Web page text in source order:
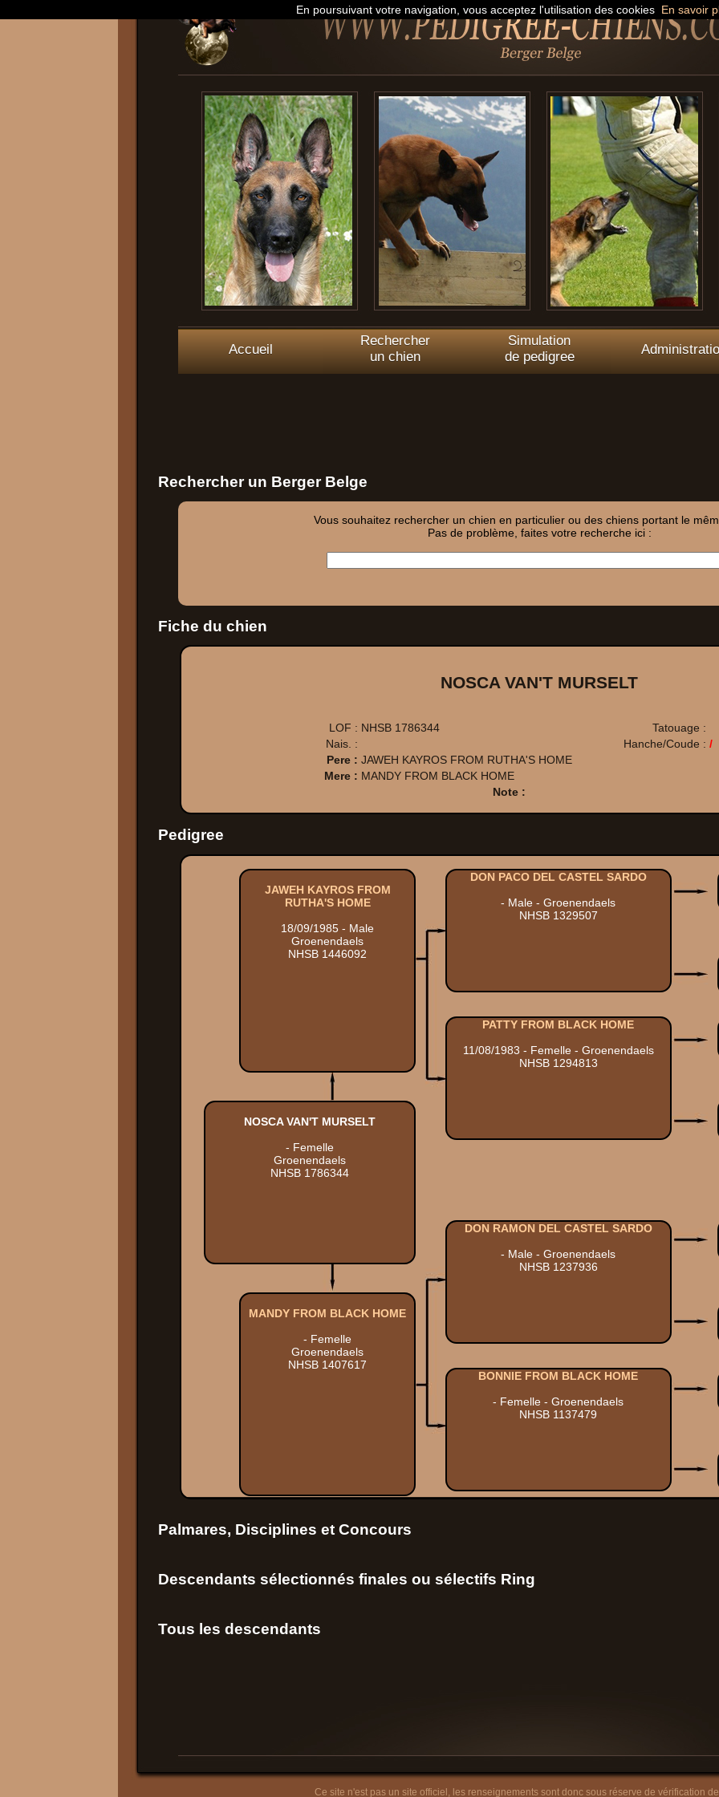
Accueil
Rechercher
un chien
Simulation
de pedigree
Rechercher un Berger Belge
Vous souhaitez rechercher un chien en particulier ou des chiens portant le
Pas de problème, faites votre recherche ici :
Fiche du chien
NOSCA VAN'T MURSELT
LOF : NHSB 1786344
Tatouage :
Nais. :
Hanche/Coude : /
Pere : JAWEH KAYROS FROM RUTHA'S HOME
Mere : MANDY FROM BLACK HOME
Note :
Pedigree
JAWEH KAYROS FROM
RUTHA'S HOME
18/09/1985 - Male
Groenendaels
NHSB 1446092
NOSCA VAN'T MURSELT
- Femelle
Groenendaels
NHSB 1786344
MANDY FROM BLACK HOME
- Femelle
Groenendaels
NHSB 1407617
DON PACO DEL CASTEL SARDO
- Male - Groenendaels
NHSB 1329507
PATTY FROM BLACK HOME
11/08/1983 - Femelle - Groenendaels
NHSB 1294813
DON RAMON DEL CASTEL SARDO
- Male - Groenendaels
NHSB 1237936
BONNIE FROM BLACK HOME
- Femelle - Groenendaels
NHSB 1137479
Palmares, Disciplines et Concours
Descendants sélectionnés finales ou sélectifs Ring
Tous les descendants
Ce site n'est pas un site officiel, les renseignements sont donc sous réserve de vérification
En poursuivant votre navigation, vous acceptez l'utilisation des cookies En savoir